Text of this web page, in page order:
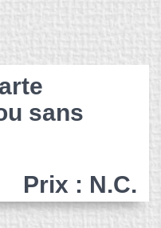
sans
Prix : N.C.